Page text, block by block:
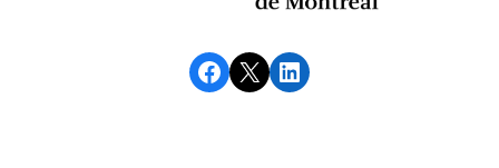
Facebook
X LinkedIn